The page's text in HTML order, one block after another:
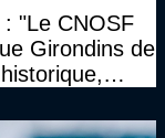
"Le CNOSF
Girondins de